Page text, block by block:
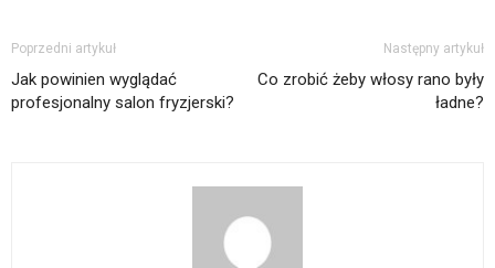
Poprzedni artykuł
Jak powinien wyglądać
profesjonalny salon fryzjerski?
Następny artykuł
Co zrobić żeby włosy rano były
ładne?